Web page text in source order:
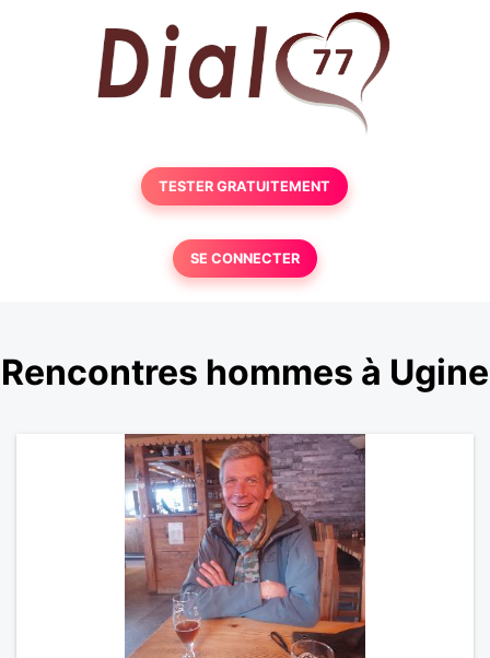
TESTER GRATUITEMENT
SE CONNECTER
Rencontres hommes à Ugine